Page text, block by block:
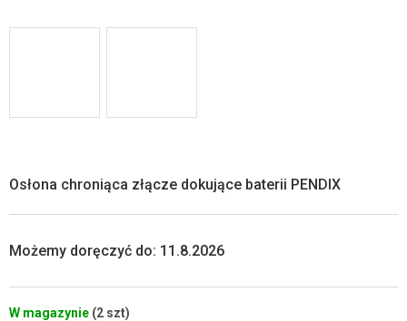
W magazynie (2 szt)
Możemy doręczyć do: 11.8.2026
Osłona chroniąca złącze dokujące baterii PENDIX